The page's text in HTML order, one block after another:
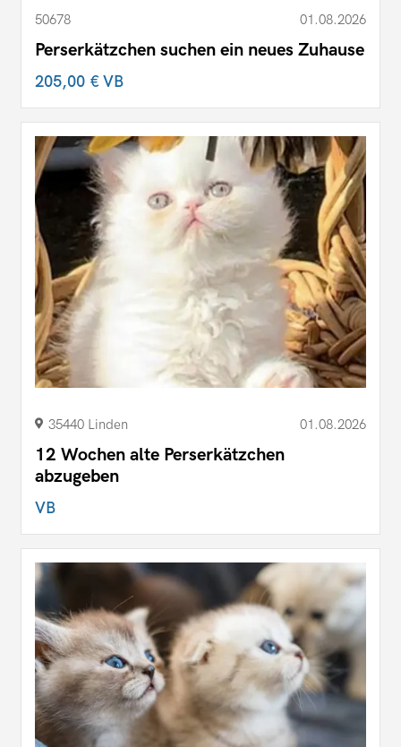
50678 01.08.2026
Perserkätzchen suchen ein neues Zuhause
205,00 €VB
35440 Linden 01.08.2026
12 Wochen alte Perserkätzchen
abzugeben
VB